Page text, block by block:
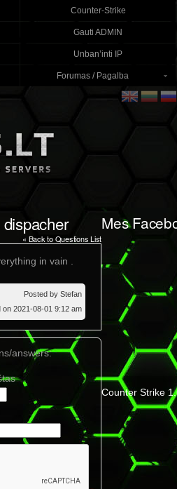
Counter-Strike
Gauti ADMIN
Unban’inti IP
Forumas / Pagalba
« Back to Questions List
in vain .
Posted by Stefan
on 2021-08-01 9:12 am
answers:
Mes
Counter Strike